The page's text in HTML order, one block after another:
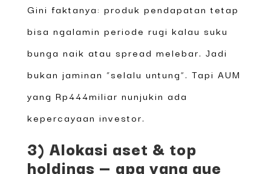
Gini faktanya: produk pendapatan tetap
bisa ngalamin periode rugi kalau suku
bunga naik atau spread melebar. Jadi
bukan jaminan “selalu untung”. Tapi AUM
yang Rp444miliar nunjukin ada
kepercayaan investor.
3) Alokasi aset & top
holdings — apa yang gue